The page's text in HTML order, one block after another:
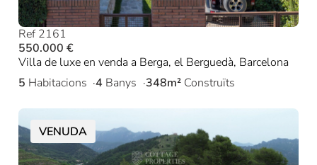
Ref 2161
550.000 €
Villa de luxe en venda a Berga, el Berguedà, Barcelona
5 Habitacions 4 Banys 348m² Construïts
VENUDA